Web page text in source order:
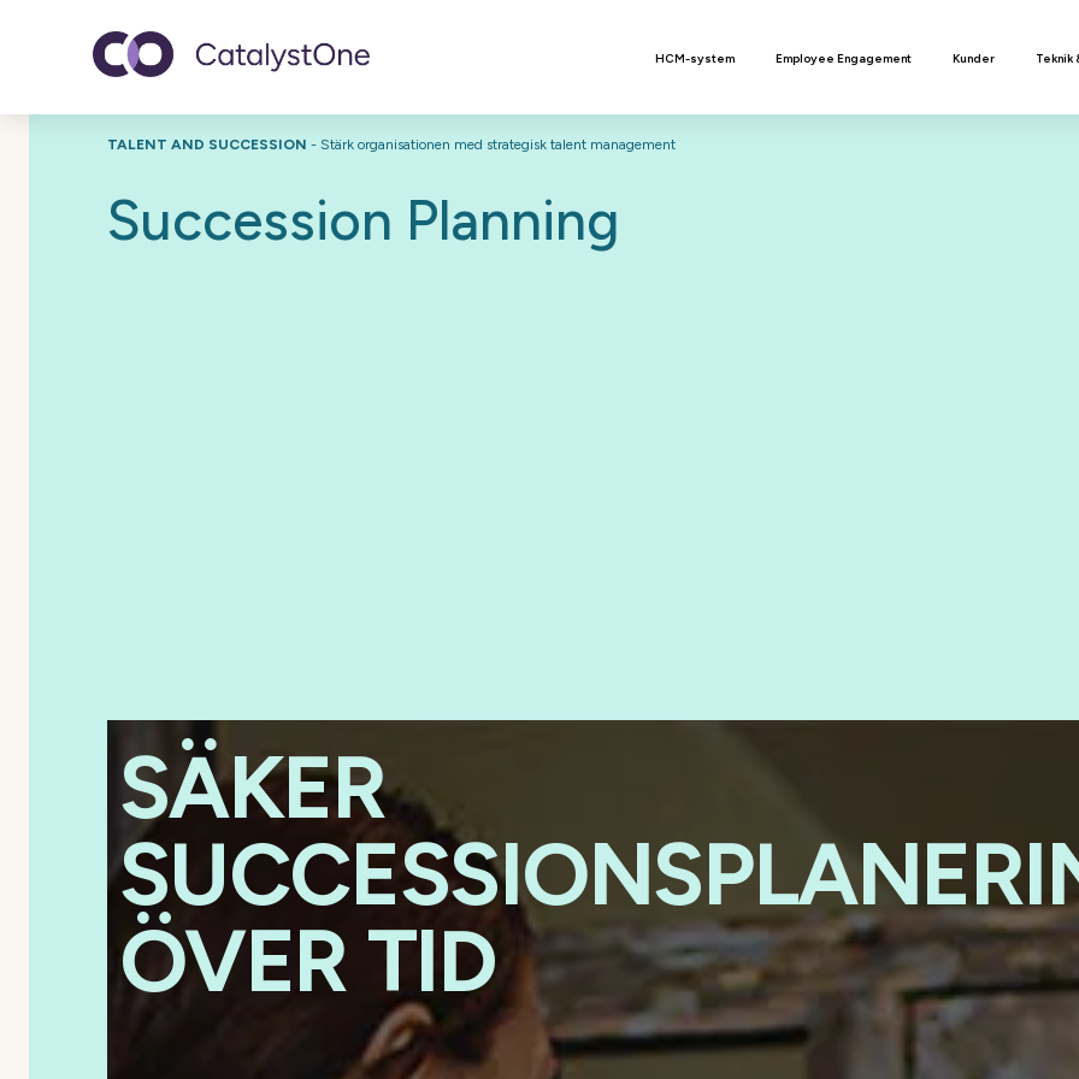
Toggle navigation HCM-system Employee Engagement Kunder Teknik
TALENT AND SUCCESSION - Stärk organisationen med strategisk talent management
Succession Planning
SÄKER
ÖVER TID